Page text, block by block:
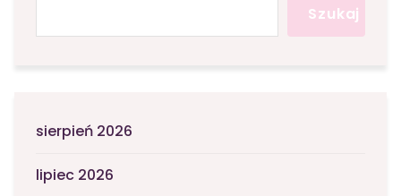
Szukaj
sierpień 2026
lipiec 2026